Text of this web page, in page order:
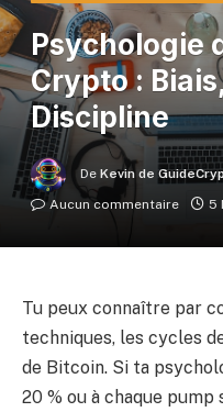
Psychologie
Crypto :
Discipline
De Kevin de
Aucun commentaire
5
Tu peux connaître par
techniques, les cycles
de Bitcoin. Si ta
20 % ou à chaque